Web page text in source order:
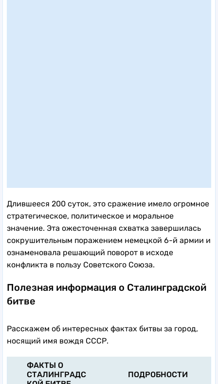
Длившееся 200 суток, это сражение имело огромное
стратегическое, политическое и моральное
значение. Эта ожесточенная схватка завершилась
сокрушительным поражением немецкой 6-й армии и
ознаменовала решающий поворот в исходе
конфликта в пользу Советского Союза.
Полезная информация о Сталинградской
битве
Расскажем об интересных фактах битвы за город,
носящий имя вождя СССР.
ФАКТЫ О
СТАЛИНГРАДС
ПОДРОБНОСТИ